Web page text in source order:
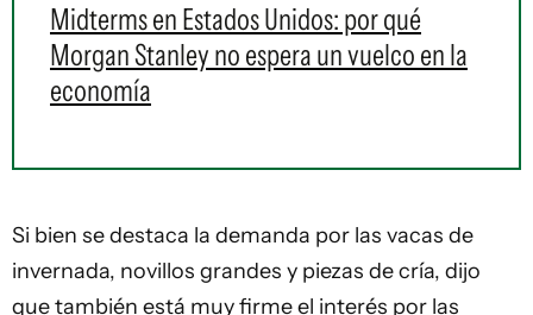
Midterms en Estados Unidos: por qué
Morgan Stanley no espera un vuelco en la
economía
Si bien se destaca la demanda por las vacas de
invernada, novillos grandes y piezas de cría, dijo
que también está muy firme el interés por las